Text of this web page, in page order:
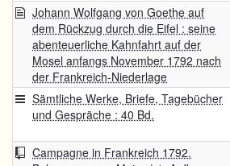
Johann Wolfgang von Goethe auf
dem Rückzug durch die Eifel : seine
abenteuerliche Kahnfahrt auf der
Mosel anfangs November 1792 nach
der Frankreich-Niederlage
Sämtliche Werke, Briefe, Tagebücher
und Gespräche : 40 Bd.
Campagne in Frankreich 1792.